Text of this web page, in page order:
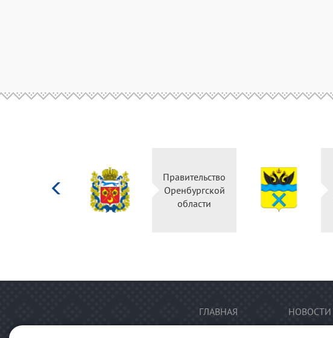
Правительство
Оренбургской
области
ГЛАВНАЯ НОВОСТИ